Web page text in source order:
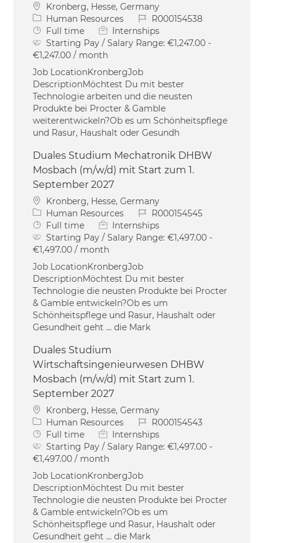
Location
Kronberg, Hesse, Germany
Category
Human Resources Job IdR000154538
Job Type
Full time
Internships
Starting Pay / Salary Range:€1,247.00 -
€1,247.00 / month
Job LocationKronbergJob
DescriptionMöchtest Du mit bester
Technologie arbeiten und die neusten
Produkte bei Procter & Gamble
weiterentwickeln?Ob es um Schönheitspflege
und Rasur, Haushalt oder Gesundh
Duales Studium Mechatronik DHBW
Mosbach (m/w/d) mit Start zum 1.
September 2027
Location
Kronberg, Hesse, Germany
Category
Human Resources Job IdR000154545
Job Type
Full time
Internships
Starting Pay / Salary Range:€1,497.00 -
€1,497.00 / month
Job LocationKronbergJob
DescriptionMöchtest Du mit bester
Technologie die neusten Produkte bei Procter
& Gamble entwickeln?Ob es um
Schönheitspflege und Rasur, Haushalt oder
Gesundheit geht … die Mark
Duales Studium
Wirtschaftsingenieurwesen DHBW
Mosbach (m/w/d) mit Start zum 1.
September 2027
Location
Kronberg, Hesse, Germany
Category
Human Resources Job IdR000154543
Job Type
Full time
Internships
Starting Pay / Salary Range:€1,497.00 -
€1,497.00 / month
Job LocationKronbergJob
DescriptionMöchtest Du mit bester
Technologie die neusten Produkte bei Procter
& Gamble entwickeln?Ob es um
Schönheitspflege und Rasur, Haushalt oder
Gesundheit geht … die Mark